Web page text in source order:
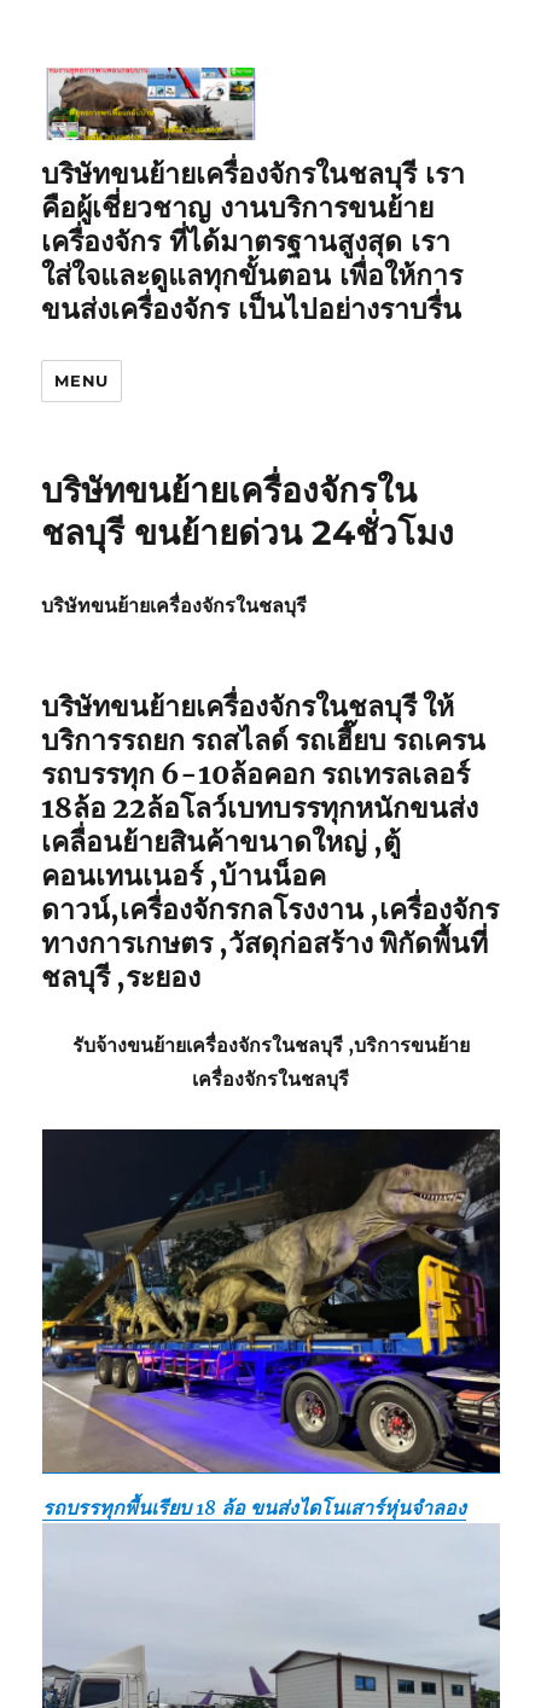
บริษัทขนย้ายเครื่องจักรในชลบุรี เรา
คือผู้เชี่ยวชาญ งานบริการขนย้าย
เครื่องจักร ที่ได้มาตรฐานสูงสุด เรา
ใส่ใจและดูแลทุกขั้นตอน เพื่อให้การ
ขนส่งเครื่องจักร เป็นไปอย่างราบรื่น
MENU
บริษัทขนย้ายเครื่องจักรใน
ชลบุรี ขนย้ายด่วน 24ชั่วโมง
บริษัทขนย้ายเครื่องจักรในชลบุรี
บริษัทขนย้ายเครื่องจักรในชลบุรี ให้
บริการรถยก รถสไลด์ รถเฮี๊ยบ รถเครน
รถบรรทุก 6-10ล้อคอก รถเทรลเลอร์
18ล้อ 22ล้อโลว์เบทบรรทุกหนักขนส่ง
เคลื่อนย้ายสินค้าขนาดใหญ่ ,ตู้
คอนเทนเนอร์ ,บ้านน็อค
ดาวน์,เครื่องจักรกลโรงงาน ,เครื่องจักร
ทางการเกษตร ,วัสดุก่อสร้าง พิกัดพื้นที่
ชลบุรี ,ระยอง
รับจ้างขนย้ายเครื่องจักรในชลบุรี,บริการขนย้าย
เครื่องจักรในชลบุรี
รถบรรทุกพื้นเรียบ 18 ล้อ ขนส่งไดโนเสาร์หุ่นจำลอง